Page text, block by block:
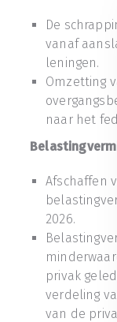
De
vanaf
leningen.
Omzetting
naar het
Afschaffen
2026.
privak
verdeling
van de